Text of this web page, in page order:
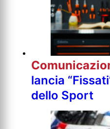
lancia
dello Sport